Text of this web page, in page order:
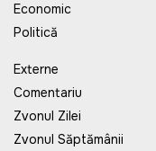
Economic
Politică
Externe
Comentariu
Zvonul Zilei
Zvonul Săptămânii